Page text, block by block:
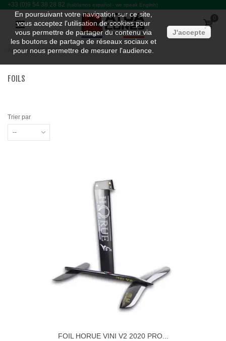
+33 (0)9 54 38 28 82 (hablamos español - we speak English)
0
Accueil > DERIVES / FIXATIONS / FOILS > Foils
FOILS
Trier par
--
FOIL HORUE VINI V2 2020 PRO...
En poursuivant votre navigation sur ce site,
vous acceptez l'utilisation de cookies pour
vous permettre de partager du contenu via
les boutons de partage de réseaux sociaux et
pour nous permettre de mesurer l'audience.
J'accepte